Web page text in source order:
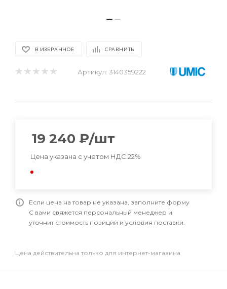
В ИЗБРАННОЕ СРАВНИТЬ
Артикул: 3140359222
19 240 ₽/шт
Цена указана с учетом НДС 22%
Если цена на товар не указана, заполните форму
С вами свяжется персональный менеджер и
уточнит стоимость позиции и условия поставки.
Цена действительна только для интернет-магазина